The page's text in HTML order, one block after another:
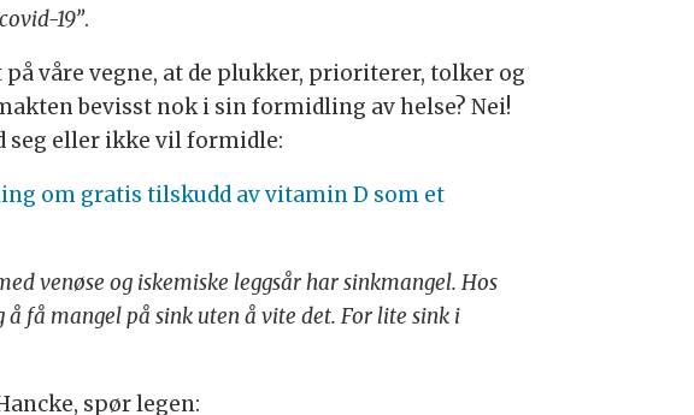
19”.
våre vegne, at de plukker, prioriterer, tolker og
bevisst nok i sin formidling av helse? Nei!
seg eller ikke vil formidle:
om gratis tilskudd av vitamin D som et
venøse og iskemiske leggsår har sinkmangel. Hos
få mangel på sink uten å vite det. For lite sink i
spør legen: